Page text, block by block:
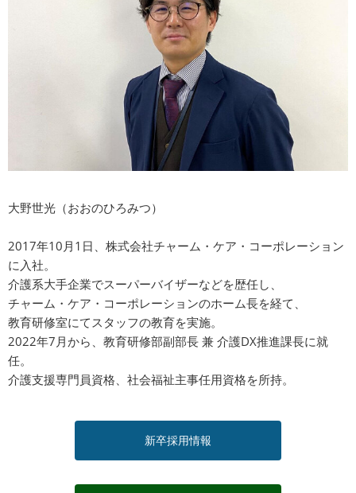
大野世光（おおのひろみつ）
2017年10月1日、株式会社チャーム・ケア・コーポレーション
に入社。
介護系大手企業でスーパーバイザーなどを歴任し、
チャーム・ケア・コーポレーションのホーム長を経て、
教育研修室にてスタッフの教育を実施。
2022年7月から、教育研修部副部長 兼 介護DX推進課長に就
任。
介護支援専門員資格、社会福祉主事任用資格を所持。
新卒採用情報